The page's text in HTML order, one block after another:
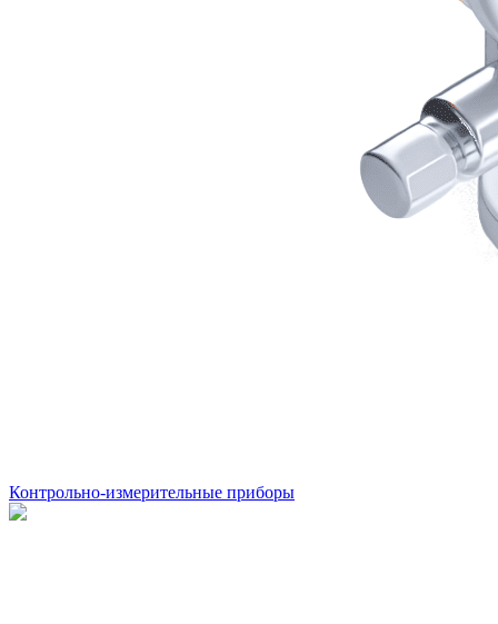
Контрольно-измерительные приборы